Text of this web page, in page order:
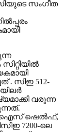
സംഗീത
. സിഇ 512-
വരുന്ന
ഐസ് ഷെല്‍ഫ്,
7200-ലെ